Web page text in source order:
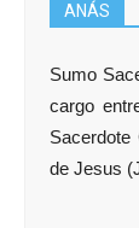
ANÁS
Sumo
cargo
Sacerdote
de Jesus